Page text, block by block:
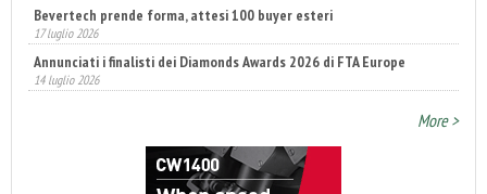
Annunciati i finalisti dei Diamonds Awards 2026 di FTA Europe
14 luglio 2026
Fatturato record per l'industria cosmetica in Italia
10 luglio 2026
More >